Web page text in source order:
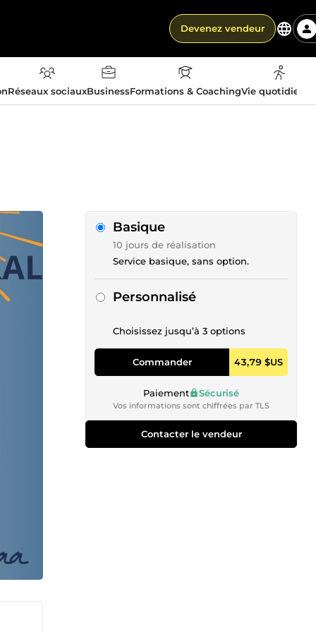
Devenez vendeur
Réseaux sociauxBusinessFormations & CoachingVie
Basique
10 jours de réalisation
Service basique, sans option.
Personnalisé
Choisissez jusqu’à 3 options
Commander 43,79 $US
Paiement Sécurisé
Vos informations sont chiffrées par TLS
Contacter le vendeur